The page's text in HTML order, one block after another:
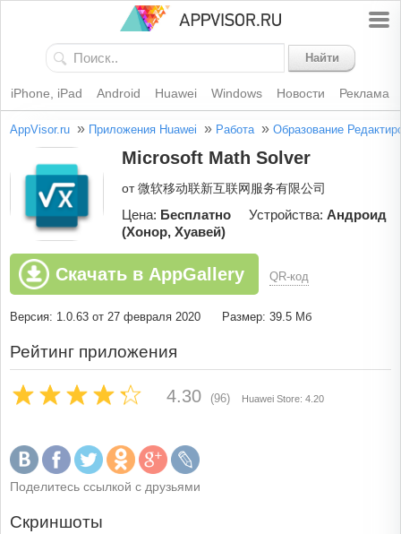
Найти
iPhone, iPad Android Huawei Windows Новости Реклама
AppVisor.ru » Приложения Huawei » Работа » Образование
Microsoft Math Solver
от 微软移动联新互联网服务有限公司
Цена: Бесплатно Устройства: Андроид
(Хонор, Хуавей)
Скачать в AppGallery QR-код
Версия: 1.0.63 от 27 февраля 2020 Размер: 39.5 Мб
Рейтинг приложения
4.30 (96) Huawei Store: 4.20
Поделитесь ссылкой с друзьями
Скриншоты